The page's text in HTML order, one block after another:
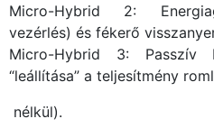
Micro-Hybrid 2:
vezérlés) és fékerő
Micro-Hybrid 3: Passzív
“leállítása” a teljesítmény
nélkül).